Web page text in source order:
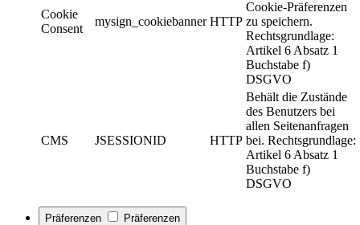
Cookie
Consent
mysign_cookiebanner HTTP
Cookie-Präferenzen
zu speichern.
Rechtsgrundlage:
Artikel 6 Absatz 1
Buchstabe f)
DSGVO
CMS JSESSIONID HTTP
Behält die Zustände
des Benutzers bei
allen Seitenanfragen
bei. Rechtsgrundlage:
Artikel 6 Absatz 1
Buchstabe f)
DSGVO
Präferenzen Präferenzen